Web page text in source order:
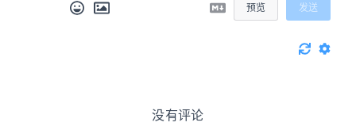
预览 发送
没有评论